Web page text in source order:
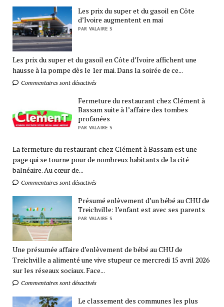
Les prix du super et du gasoil en Côte
d’Ivoire augmentent en mai
PAR VALAIRE S
Les prix du super et du gasoil en Côte d’Ivoire affichent une
hausse à la pompe dès le 1er mai. Dans la soirée de ce...
Commentaires sont désactivés
Fermeture du restaurant chez Clément à
Bassam suite à l’affaire des tombes
profanées
PAR VALAIRE S
La fermeture du restaurant chez Clément à Bassam est une
page qui se tourne pour de nombreux habitants de la cité
balnéaire. Au cœur de...
Commentaires sont désactivés
Présumé enlèvement d’un bébé au CHU de
Treichville: l’enfant est avec ses parents
PAR VALAIRE S
Une présumée affaire d’enlèvement de bébé au CHU de
Treichville a alimenté une vive stupeur ce mercredi 15 avril 2026
sur les réseaux sociaux. Face...
Commentaires sont désactivés
Le classement des communes les plus